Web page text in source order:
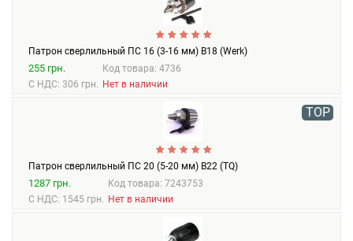
Патрон сверлильный ПС 16 (3-16 мм) В18 (Werk)
255 грн.
С НДС: 306 грн.
Код товара: 4736
Нет в наличии
TOP
Патрон сверлильный ПС 20 (5-20 мм) В22 (TQ)
1287 грн.
С НДС: 1545 грн.
Код товара: 7243753
Нет в наличии